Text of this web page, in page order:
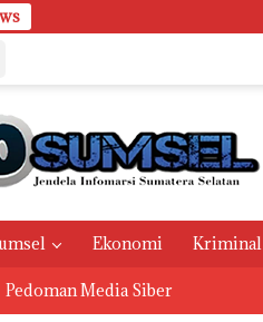
Ekonomi Kriminal
Pedoman Media Siber